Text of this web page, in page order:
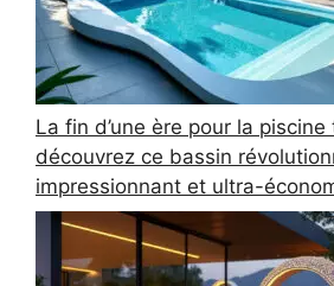
La fin d’une ère pour la
découvrez ce bassin
impressionnant et ultra-